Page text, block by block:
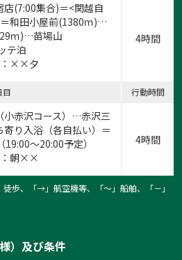
店(7:00集合)＝<関越自
和田小屋前(1380ｍ)…
ｍ)…苗場山
テ泊
××夕
4時間
目 行動時間
赤沢コース）…赤沢三
り入浴（各自払い）＝
～20:00予定）
朝××
4時間
歩、「→」航空機等、「〜」船舶、「－」
）及び条件